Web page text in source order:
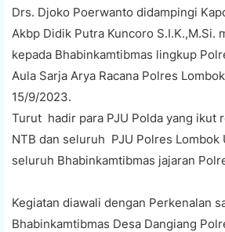
Drs. Djoko Poerwanto didampingi
Akbp Didik Putra Kuncoro S.I.K.,M.Si.
kepada Bhabinkamtibmas lingkup
Aula Sarja Arya Racana Polres
15/9/2023.
Turut hadir para PJU Polda yang ikut
NTB dan seluruh PJU Polres
seluruh Bhabinkamtibmas jajaran
Kegiatan diawali dengan Perkenalan
Bhabinkamtibmas Desa Dangiang